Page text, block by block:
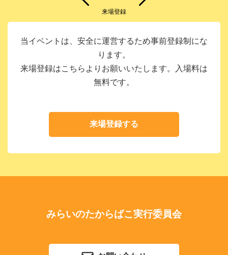
来場登録
当イベントは、安全に運営するため事前登録制にな
ります。
来場登録はこちらよりお願いいたします。入場料は
無料です。
来場登録する
みらいのたからばこ実行委員会